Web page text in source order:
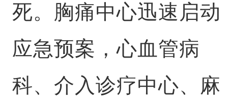
死。胸痛中心迅速启动
应急预案，心血管病
科、介入诊疗中心、麻